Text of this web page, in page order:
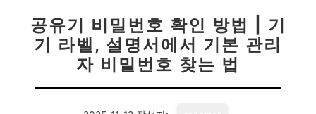
공유기 비밀번호 확인 방법 | 기
기 라벨, 설명서에서 기본 관리
자 비밀번호 찾는 법